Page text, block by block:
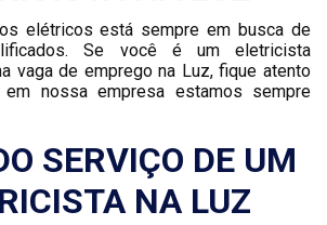
elétricos está sempre em busca de
Se você é um eletricista
vaga de emprego na Luz, fique atento
em nossa empresa estamos sempre
SERVIÇO DE UM
NA LUZ